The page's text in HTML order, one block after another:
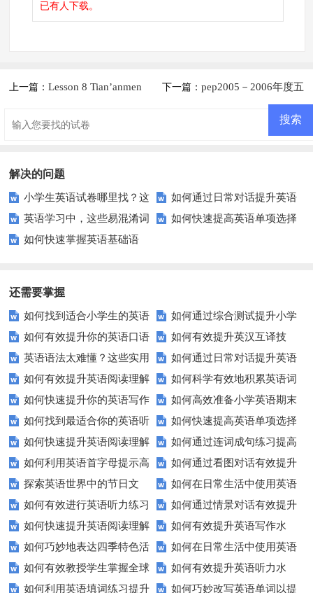
已有人下载。
上一篇：Lesson 8 Tian’anmen 下一篇： pep2005－2006年度五
解决的问题
小学生英语试卷哪里找？这
些优质资源别错过！
如何通过日常对话提升英语
口语能力？试试这5个方法！
英语学习中，这些易混淆词
汇你分得清吗？
如何快速提高英语单项选择
如何快速掌握英语基础语
还需要掌握
如何找到适合小学生的英语
听力练习资源？
如何通过综合测试提升小学
生英语听说读写技能？
如何有效提升你的英语口语
表达能力？这5个技巧让你说一
口流利英语！
如何有效提升英汉互译技
巧？这些方法让你翻译更精准！
英语语法太难懂？这些实用
技巧让你轻松掌握！
如何通过日常对话提升英语
口语能力？试试这5个方法！
如何有效提升英语阅读理解
能力？这些技巧让你事半功倍！
如何科学有效地积累英语词
汇？
如何快速提升你的英语写作
技巧？这些建议助你一臂之力
如何高效准备小学英语期末
评估？这些技巧助你轻松过关！
如何找到最适合你的英语听
力测试？
如何快速提高英语单项选择
题的得分？
如何快速提升英语阅读理解
能力？这些技巧你必须知道！
如何通过连词成句练习提高
英语水平？
如何利用英语首字母提示高
效完成填空题？
如何通过看图对话有效提升
英语口语水平？
探索英语世界中的节日文
化：您知道这些传统吗？
如何在日常生活中使用英语
进行有效沟通？——实用英语口
语技巧
如何有效进行英语听力练习
以快速提升？
如何通过情景对话有效提升
英语口语水平？
如何快速提升英语阅读理解
能力？这些技巧你必须知道！
如何有效提升英语写作水
平？这里有五个实用建议！
如何巧妙地表达四季特色活
动？这些建议让您的活动更加丰
富多彩！
如何在日常生活中使用英语
进行有效问答？——实用技巧分
享
如何有效教授学生掌握全球
通用的日期表达？
如何有效提升英语听力水
平？这些测试技巧要知道！
如何利用英语填词练习提升
如何巧妙改写英语单词以提